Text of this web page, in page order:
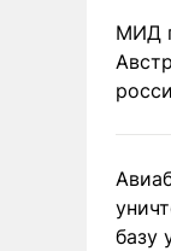
МИД
базу